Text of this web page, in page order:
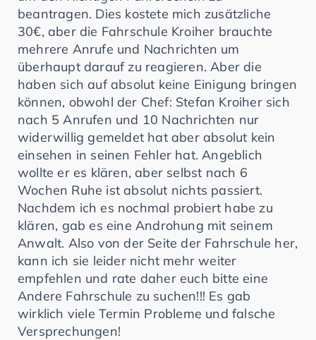
beantragen. Dies kostete mich zusätzliche
30€, aber die Fahrschule Kroiher brauchte
mehrere Anrufe und Nachrichten um
überhaupt darauf zu reagieren. Aber die
haben sich auf absolut keine Einigung bringen
können, obwohl der Chef: Stefan Kroiher sich
nach 5 Anrufen und 10 Nachrichten nur
widerwillig gemeldet hat aber absolut kein
einsehen in seinen Fehler hat. Angeblich
wollte er es klären, aber selbst nach 6
Wochen Ruhe ist absolut nichts passiert.
Nachdem ich es nochmal probiert habe zu
klären, gab es eine Androhung mit seinem
Anwalt. Also von der Seite der Fahrschule her,
kann ich sie leider nicht mehr weiter
empfehlen und rate daher euch bitte eine
Andere Fahrschule zu suchen!!! Es gab
wirklich viele Termin Probleme und falsche
Versprechungen!